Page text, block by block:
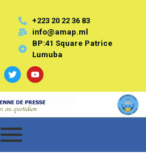
+223 20 22 36 83
info@amap.ml
BP:41 Square Patrice
Lumuba